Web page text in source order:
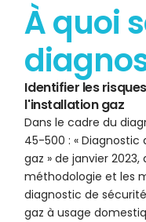
À quoi
Identifier les
l'installation gaz
Dans le cadre du
45-500 : « Diagnostic
gaz » de janvier
méthodologie et les
diagnostic de
gaz à usage